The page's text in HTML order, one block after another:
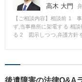
ることを確認する ７ 事故
間（後遺障害逸失利益を計
退している期間）があま
れに伴う後遺障害逸失利
が認められ、後遺障害逸失
ケースが多くあります 後遺
高木 大門
【ご相談内容】相談前 1
ず,当事務所に架電する 相
る 2 図示しつつ,弁護方針
得し,後遺障害の申請をす
できるはずであった賃金を
後遺障害の法律Q&A